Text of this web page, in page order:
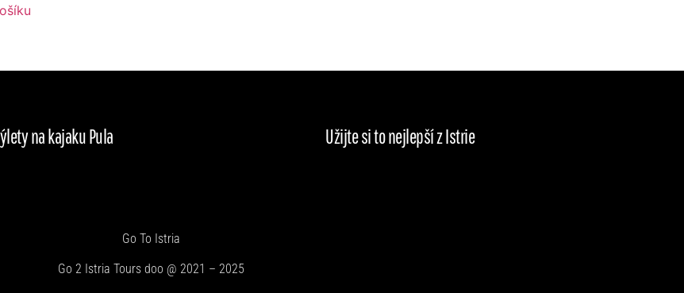
na kajaku Pula Užijte si to nejlepší z Istrie
Go To Istria
Go 2 Istria Tours doo @ 2021 – 2025